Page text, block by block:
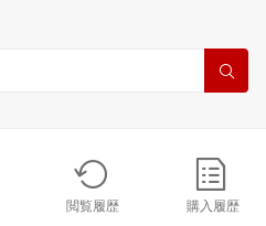
閲覧履歴 購入履歴